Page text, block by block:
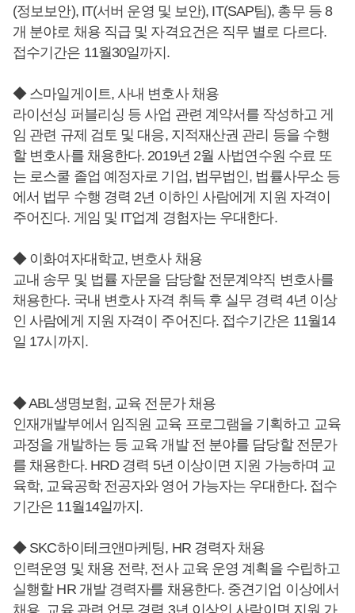
(정보보안), IT(서버 운영 및 보안), IT(SAP팀), 총무 등 8
개 분야로 채용 직급 및 자격요건은 직무 별로 다르다.
접수기간은 11월30일까지.
◆ 스마일게이트, 사내 변호사 채용
라이선싱 퍼블리싱 등 사업 관련 계약서를 작성하고 게
임 관련 규제 검토 및 대응, 지적재산권 관리 등을 수행
할 변호사를 채용한다. 2019년 2월 사법연수원 수료 또
는 로스쿨 졸업 예정자로 기업, 법무법인, 법률사무소 등
에서 법무 수행 경력 2년 이하인 사람에게 지원 자격이
주어진다. 게임 및 IT업계 경험자는 우대한다.
◆ 이화여자대학교, 변호사 채용
교내 송무 및 법률 자문을 담당할 전문계약직 변호사를
채용한다. 국내 변호사 자격 취득 후 실무 경력 4년 이상
인 사람에게 지원 자격이 주어진다. 접수기간은 11월14
일 17시까지.
◆ ABL생명보험, 교육 전문가 채용
인재개발부에서 임직원 교육 프로그램을 기획하고 교육
과정을 개발하는 등 교육 개발 전 분야를 담당할 전문가
를 채용한다. HRD 경력 5년 이상이면 지원 가능하며 교
육학, 교육공학 전공자와 영어 가능자는 우대한다. 접수
기간은 11월14일까지.
◆ SKC하이테크앤마케팅, HR 경력자 채용
인력운영 및 채용 전략, 전사 교육 운영 계획을 수립하고
실행할 HR 개발 경력자를 채용한다. 중견기업 이상에서